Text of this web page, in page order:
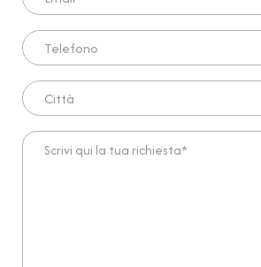
Telefono
Città
Scrivi qui la tua richiesta*